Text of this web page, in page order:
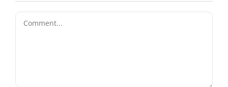
Comment